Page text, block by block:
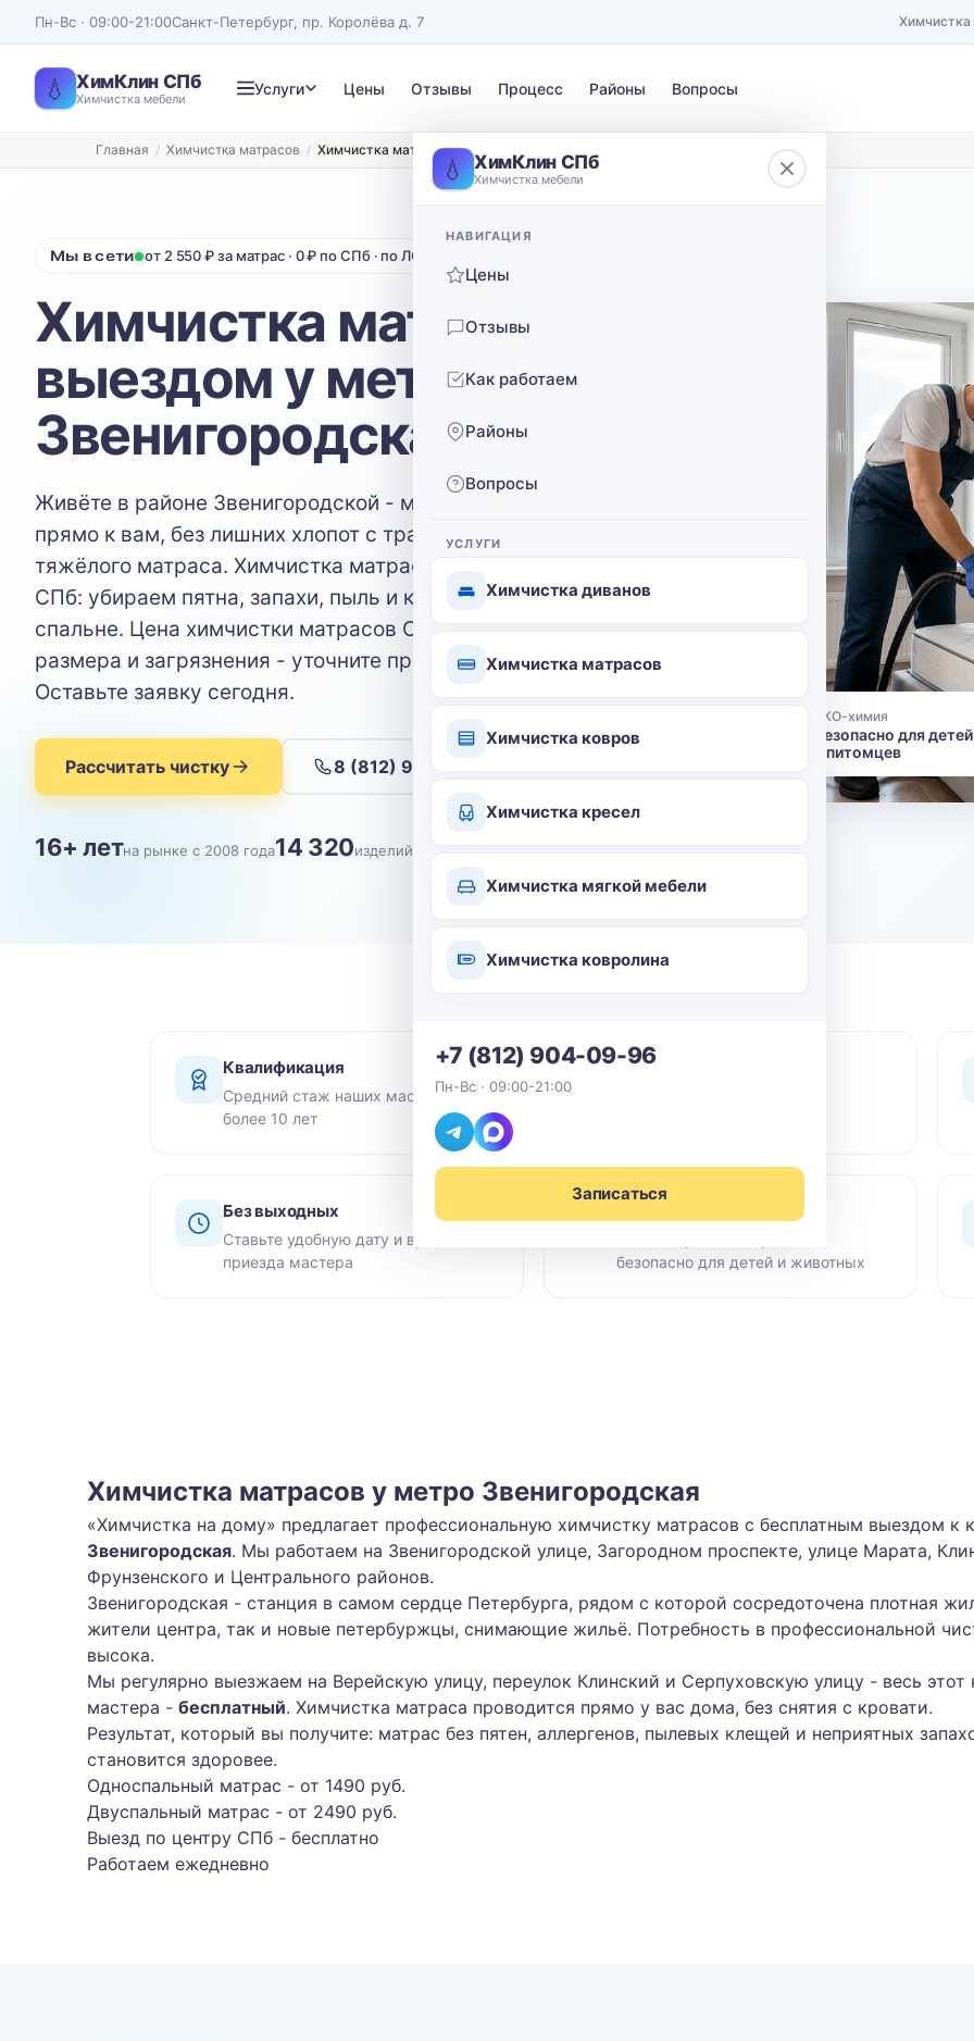
Пн-Вс · 09:00-21:00Санкт-Петербург, пр. Королёва д. 7 Химчистка
💧 ХимКлин СПб
Химчистка мебели
Услуги Цены Отзывы Процесс Районы Вопросы
Записаться на химчистку
Диван Выберите ткань…
Нажимая кнопку, вы соглашаетесь с политикой конфиденциальности
💧 ХимКлин СПб
Химчистка мебели
НАВИГАЦИЯ
Цены
Отзывы
Как работаем
Районы
Вопросы
УСЛУГИ
Химчистка диванов
Химчистка матрасов
Химчистка ковров
Химчистка кресел
Химчистка мягкой мебели
Химчистка ковролина
+7 (812) 904-09-96
Пн-Вс · 09:00-21:00
Записаться
Главная Химчистка матрасов Химчистка матрасов с выездом у метро Звенигородская в СПб
Мы в сети от 2 550 ₽ за матрас · 0 ₽ по СПб · по ЛО 40 ₽/км от КАД
Химчистка матрасов с
выездом у метро
Звенигородская в СПб
Живёте в районе Звенигородской - мастер приедет
прямо к вам, без лишних хлопот с транспортировкой
тяжёлого матраса. Химчистка матрасов на дому в
СПб: убираем пятна, запахи, пыль и клещей прямо в
спальне. Цена химчистки матрасов СПб зависит от
размера и загрязнения - уточните при записи.
Оставьте заявку сегодня.
Рассчитать чистку 8 (812) 904-09-96
16+ летна рынке с 2008 года14 320изделий почищено
ЭКО-химия
Безопасно для детей
и питомцев
Квалификация
Средний стаж наших мастеров -
более 10 лет
0 ₽ выезд
Без выходных
Ставьте удобную дату и время
приезда мастера
безопасно для детей и животных
Химчистка матрасов у метро Звенигородская
«Химчистка на дому» предлагает профессиональную химчистку матрасов с бесплатным выездом к
Звенигородская. Мы работаем на Звенигородской улице, Загородном проспекте, улице Марата,
Фрунзенского и Центрального районов.
Звенигородская - станция в самом сердце Петербурга, рядом с которой сосредоточена плотная
жители центра, так и новые петербуржцы, снимающие жильё. Потребность в профессиональной
высока.
Мы регулярно выезжаем на Верейскую улицу, переулок Клинский и Серпуховскую улицу - весь
мастера - бесплатный. Химчистка матраса проводится прямо у вас дома, без снятия с кровати.
Результат, который вы получите: матрас без пятен, аллергенов, пылевых клещей и неприятных
становится здоровее.
Односпальный матрас - от 1490 руб.
Двуспальный матрас - от 2490 руб.
Выезд по центру СПб - бесплатно
Работаем ежедневно